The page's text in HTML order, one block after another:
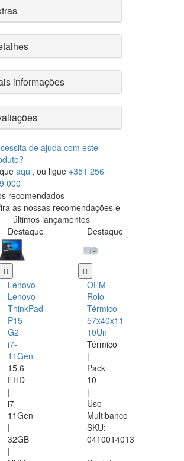
informações
de ajuda com este
aqui, ou ligue +351 256
000
recomendados
as nossas recomendações e
últimos lançamentos
Destaque
Lenovo
Lenovo
ThinkPad
P15
G2
i7-
11Gen
15.6
FHD
|
i7-
11Gen
|
32GB
|
Destaque
OEM
Rolo
Térmico
57x40x11
10Un
Térmico
|
Pack
10
|
Uso
Multibanco
SKU:
0410014013